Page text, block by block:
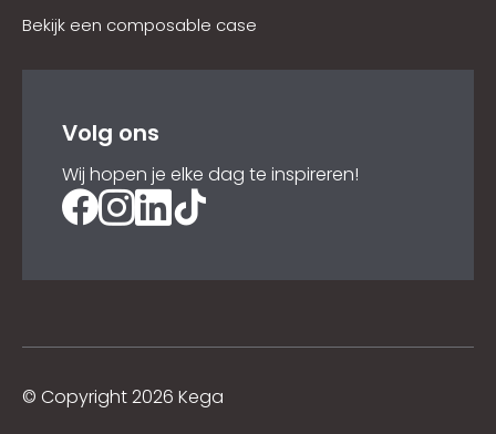
Bekijk een composable case
Volg ons
Wij hopen je elke dag te inspireren!
© Copyright 2026 Kega